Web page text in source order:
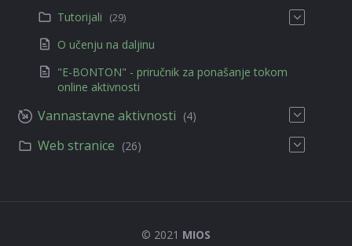
Tutorijali (29)
O učenju na daljinu
"E-BONTON" - priručnik za ponašanje tokom
online aktivnosti
Vannastavne aktivnosti (4)
Web stranice (26)
© 2021 MIOS